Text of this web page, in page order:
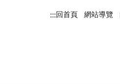
:::回首頁 網站導覽